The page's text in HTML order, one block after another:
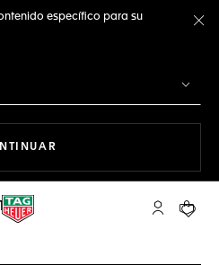
específico para su
Cuenta Mi
Su